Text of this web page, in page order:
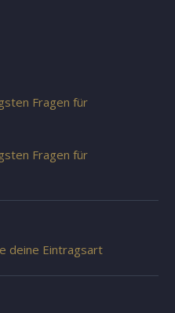
Fragen für
Fragen für
deine Eintragsart